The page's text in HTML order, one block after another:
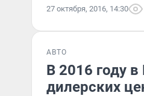
27 октября, 2016, 14:30
АВТО
В 2016 году
дилерских